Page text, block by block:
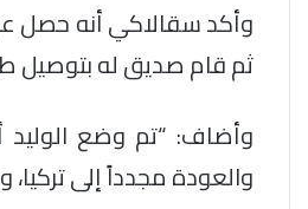
وأكد سقالاكي أنه حصل
ثم قام صديق له بتوصيل
وأضاف: “تم وضع الوليد
والعودة مجدداً إلى